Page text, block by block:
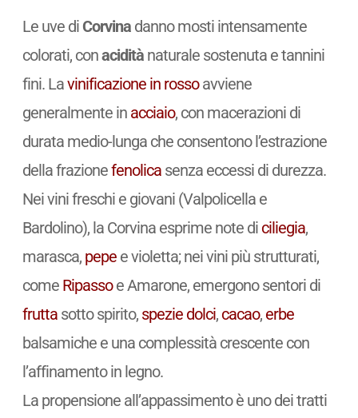
Le uve di Corvinadanno mosti intensamente
colorati, conaciditànaturale sostenuta e tannini
fini. Lavinificazione in rossoavviene
generalmente in acciaio, con macerazioni di
durata medio-lunga che consentono l’estrazione
della frazionefenolicasenza eccessi di durezza.
Nei vini freschi e giovani (Valpolicella e
Bardolino), la Corvina esprime note di ciliegia,
marasca, pepee violetta; nei vini più strutturati,
come Ripassoe Amarone, emergono sentori di
fruttasotto spirito, spezie dolci, cacao, erbe
balsamiche e una complessità crescente con
l’affinamento in legno.
La propensione all’appassimento è uno dei tratti